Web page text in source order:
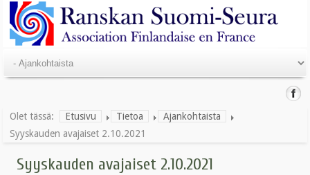
Olet tässä: Etusivu Tietoa
Ajankohtaista
Syyskauden avajaiset 2.10.2021
Syyskauden avajaiset 2.10.2021